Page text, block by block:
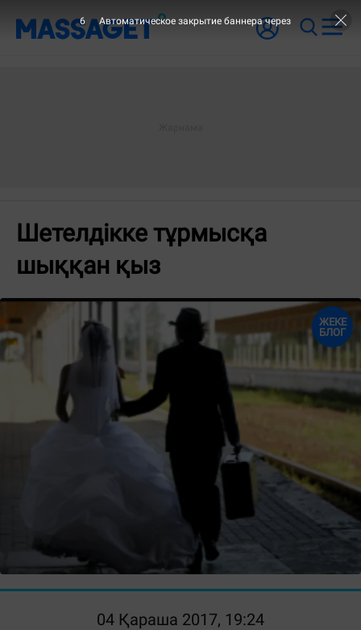
Шетелдікке тұрмысқа
шыққан қыз
ЖЕКЕ
БЛОГ
04 Қараша 2017, 19:24
6 Автоматическое закрытие баннера через